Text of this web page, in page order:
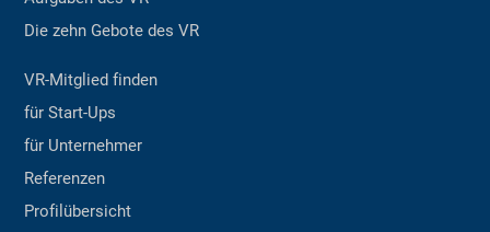
Die zehn Gebote des VR
VR-Mitglied finden
für Start-Ups
für Unternehmer
Referenzen
Profilübersicht